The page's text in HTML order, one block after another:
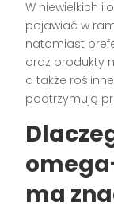
W niewielkich
pojawiać w
natomiast
oraz produkty
a także
podtrzymują
ma